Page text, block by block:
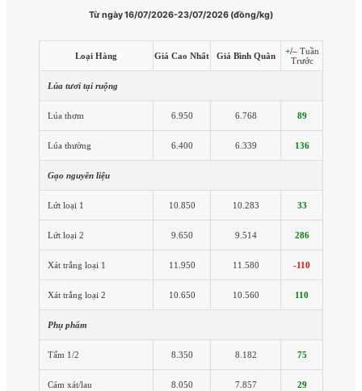
Từ ngày 16/07/2026-23/07/2026 (đồng/kg)
Loại Hàng Giá Cao Nhất Giá Bình Quân +/–Tuần
Trước
Lúa tươi tại ruộng
Lúa thơm 6.950 6.768 89
Lúa thường 6.400 6.339 136
Gạo nguyên liệu
Lứt loại 1 10.850 10.283 33
Lứt loại 2 9.650 9.514 286
Xát trắng loại 1 11.950 11.580 -110
Xát trắng loại 2 10.650 10.560 110
Phụ phẩm
Tấm 1/2 8.350 8.182 75
Cám xát/lau 8.050 7.857 29